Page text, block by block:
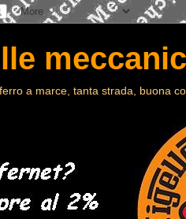
a marce, tanta strada, buona